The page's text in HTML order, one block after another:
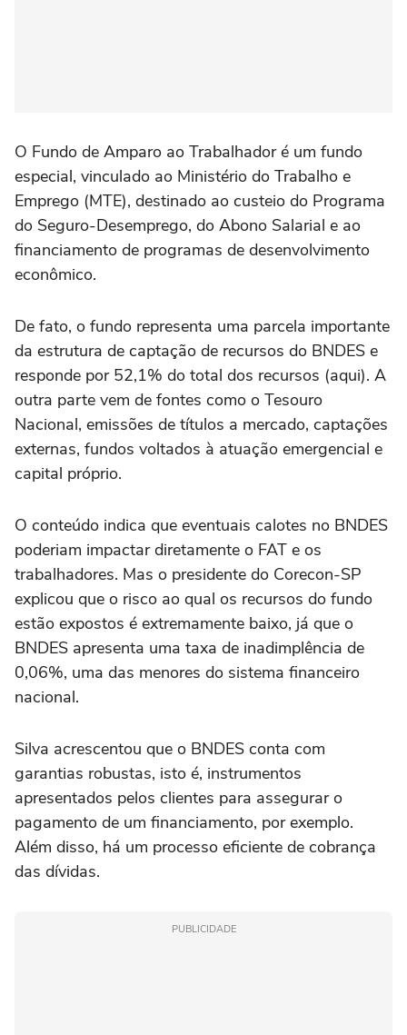
O Fundo de Amparo ao Trabalhador é um fundo
especial, vinculado ao Ministério do Trabalho e
Emprego (MTE), destinado ao custeio do Programa
do Seguro-Desemprego, do Abono Salarial e ao
financiamento de programas de desenvolvimento
econômico.
De fato, o fundo representa uma parcela importante
da estrutura de captação de recursos do BNDES e
responde por 52,1% do total dos recursos (aqui). A
outra parte vem de fontes como o Tesouro
Nacional, emissões de títulos a mercado, captações
externas, fundos voltados à atuação emergencial e
capital próprio.
O conteúdo indica que eventuais calotes no BNDES
poderiam impactar diretamente o FAT e os
trabalhadores. Mas o presidente do Corecon-SP
explicou que o risco ao qual os recursos do fundo
estão expostos é extremamente baixo, já que o
BNDES apresenta uma taxa de inadimplência de
0,06%, uma das menores do sistema financeiro
nacional.
Silva acrescentou que o BNDES conta com
garantias robustas, isto é, instrumentos
apresentados pelos clientes para assegurar o
pagamento de um financiamento, por exemplo.
Além disso, há um processo eficiente de cobrança
das dívidas.
PUBLICIDADE